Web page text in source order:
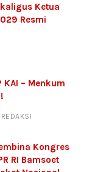
Ketua
Resmi
KAI – Menkum
REDAKSI
Kongres
RI Bamsoet